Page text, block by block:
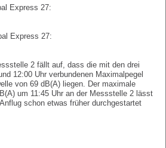
Express 27:
Express 27:
2 fällt auf, dass die mit den drei
12:00 Uhr verbundenen Maximalpegel
von 69 dB(A) liegen. Der maximale
um 11:45 Uhr an der Messstelle 2 lässt
schon etwas früher durchgestartet